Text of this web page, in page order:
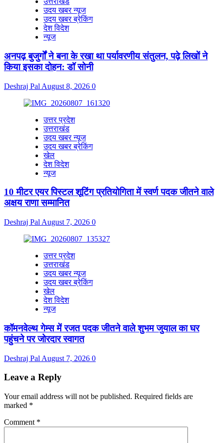
उदय खबर न्यूज
उदय खबर ब्रेकिंग
देश विदेश
न्यूज
अनपढ़ बुजुर्गों ने बना के रखा था पर्यावरणीय संतुलन, पढ़े लिखों ने
किया इसका दोहन: डॉ सोनी
Deshraj Pal August 8, 2026 0
उत्तर प्रदेश
उत्तराखंड
उदय खबर न्यूज
उदय खबर ब्रेकिंग
खेल
देश विदेश
न्यूज
10 मीटर एयर पिस्टल शूटिंग प्रतियोगिता में स्वर्ण पदक जीतने वाले
अक्षय राणा सम्मानित
Deshraj Pal August 7, 2026 0
उत्तर प्रदेश
उत्तराखंड
उदय खबर न्यूज
उदय खबर ब्रेकिंग
खेल
देश विदेश
न्यूज
कॉमनवेल्थ गेम्स में रजत पदक जीतने वाले शुभम जुयाल का घर
पहुंचने पर जोरदार स्वागत
Deshraj Pal August 7, 2026 0
Leave a Reply
Your email address will not be published. Required fields are
marked *
Comment *